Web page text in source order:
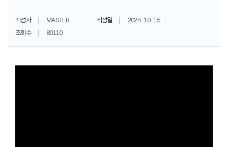
작성자 MASTER 작성일
2024-10-15
조회수
80110